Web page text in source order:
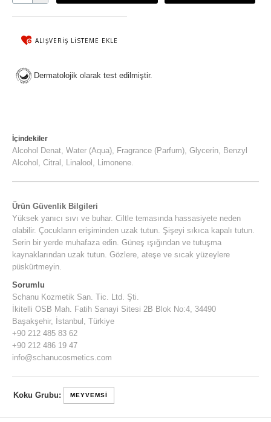
ALIŞVERIŞ LISTEME EKLE
Dermatolojik olarak test edilmiştir.
Ürün Güvenlik Bilgileri
Yüksek yanıcı sıvı ve buhar. Ciltle temasında hassasiyete neden
olabilir. Çocukların erişiminden uzak tutun. Şişeyi sıkıca kapalı tutun.
Serin bir yerde muhafaza edin. Güneş ışığından ve tutuşma
kaynaklarından uzak tutun. Gözlere, ateşe ve sıcak yüzeylere
püskürtmeyin.
Sorumlu
Schanu Kozmetik San. Tic. Ltd. Şti.
İkitelli OSB Mah. Fatih Sanayi Sitesi 2B Blok No:4, 34490
Başakşehir, İstanbul, Türkiye
+90 212 485 83 62
+90 212 486 19 47
info@schanucosmetics.com
İçindekiler
Alcohol Denat, Water (Aqua), Fragrance (Parfum), Glycerin, Benzyl
Alcohol, Citral, Linalool, Limonene.
Koku Grubu: MEYVEMSI